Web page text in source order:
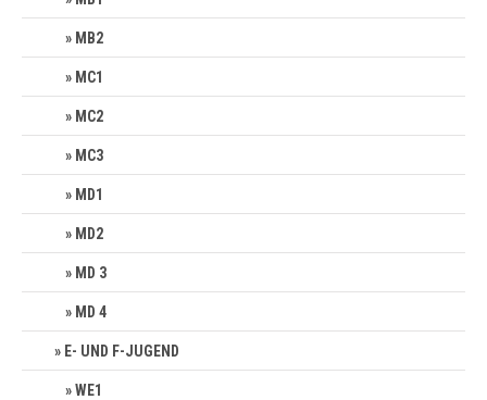
MB2
MC1
MC2
MC3
MD1
MD2
MD 3
MD 4
E- UND F-JUGEND
WE1